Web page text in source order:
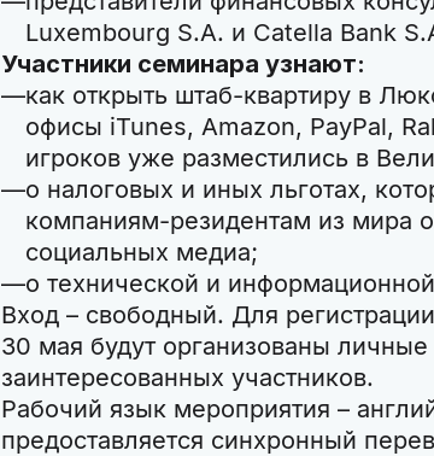
Luxembourg S.A. и Catella Bank
Участники семинара узнают:
как открыть штаб-квартиру в
офисы iTunes, Amazon, PayPal,
игроков уже разместились в
о налоговых и иных льготах,
компаниям-резидентам из мира
социальных медиа;
о технической и
Вход – свободный. Для
30 мая будут организованы личные
заинтересованных участников.
Рабочий язык мероприятия –
предоставляется синхронный